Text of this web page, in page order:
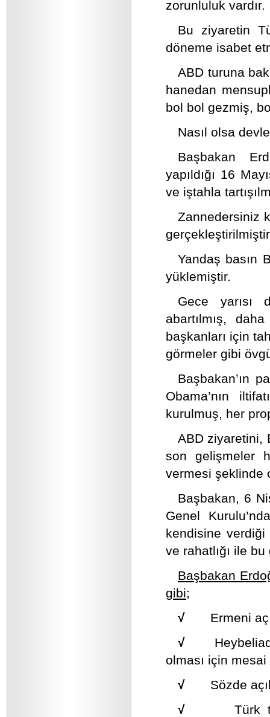
zorunluluk vardır.
Bu ziyaretin
döneme isabet
ABD turuna
hanedan
bol bol gezmiş,
Nasıl olsa
Başbakan
yapıldığı 16
ve iştahla
Zannedersiniz
Yandaş basın
yüklemiştir.
Gece yarısı
abartılmış,
başkanları için
görmeler gibi
Başbakan’ın
Obama’nın
kurulmuş, her
ABD ziyaretini,
son gelişmeler
vermesi şeklinde
Başbakan, 6
Genel
kendisine verdiği
ve rahatlığı ile
Başbakan
gibi;
√ Ermeni
√
olması için mesai
√ Sözde
√Türk